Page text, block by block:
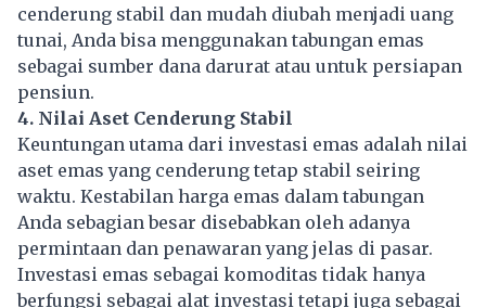
cenderung stabil dan mudah diubah menjadi uang
tunai, Anda bisa menggunakan tabungan emas
sebagai sumber dana darurat atau untuk persiapan
pensiun.
4. Nilai Aset Cenderung Stabil
Keuntungan utama dari investasi emas adalah nilai
aset emas yang cenderung tetap stabil seiring
waktu. Kestabilan harga emas dalam tabungan
Anda sebagian besar disebabkan oleh adanya
permintaan dan penawaran yang jelas di pasar.
Investasi emas sebagai komoditas tidak hanya
berfungsi sebagai alat investasi tetapi juga sebagai